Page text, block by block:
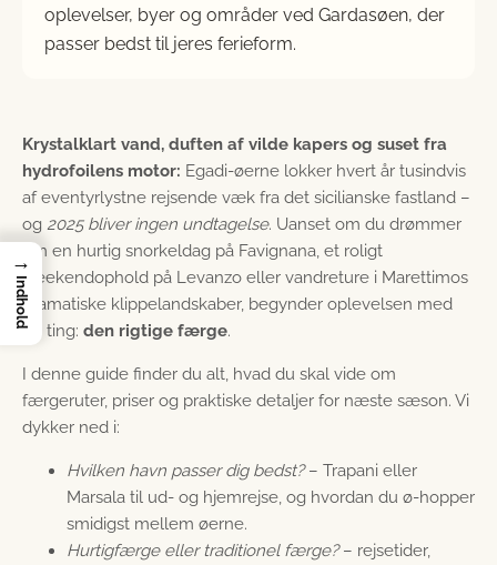
oplevelser, byer og områder ved Gardasøen, der
passer bedst til jeres ferieform.
Krystalklart vand, duften af vilde kapers og suset fra
hydrofoilens motor: Egadi-øerne lokker hvert år tusindvis
af eventyrlystne rejsende væk fra det sicilianske fastland –
og 2025 bliver ingen undtagelse. Uanset om du drømmer
om en hurtig snorkeldag på Favignana, et roligt
weekendophold på Levanzo eller vandreture i Marettimos
dramatiske klippe­landskaber, begynder oplevelsen med
én ting: den rigtige færge.
I denne guide finder du alt, hvad du skal vide om
færgeruter, priser og praktiske detaljer for næste sæson. Vi
dykker ned i:
Hvilken havn passer dig bedst?– Trapani eller
Marsala til ud- og hjemrejse, og hvordan du ø-hopper
smidigst mellem øerne.
Hurtigfærge eller traditionel færge?– rejsetider,
→
Indhold